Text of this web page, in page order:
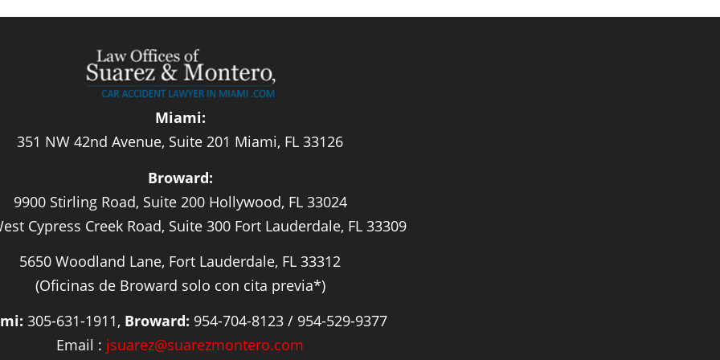
Miami:
351 NW 42nd Avenue, Suite 201 Miami, FL 33126
Broward:
9900 Stirling Road, Suite 200 Hollywood, FL 33024
Cypress Creek Road, Suite 300 Fort Lauderdale, FL 33309
5650 Woodland Lane, Fort Lauderdale, FL 33312
(Oficinas de Broward solo con cita previa*)
305-631-1911, Broward: 954-704-8123 / 954-529-9377
Email : jsuarez@suarezmontero.com